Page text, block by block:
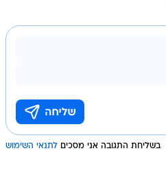
בשליחת התגובה אני מסכים לתנאי השימוש